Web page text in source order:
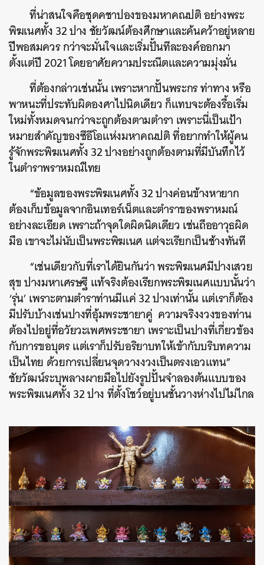
ที่น่าสนใจคือชุดคชาปองของมหาคณปติ อย่างพระ
พิฆเนศทั้ง 32 ปาง ชัยวัฒน์ต้องศึกษาและค้นคว้าอยู่หลาย
ปีพอสมควร กว่าจะมั่นใจและเริ่มปั้นทีละองค์ออกมา
ตั้งแต่ปี 2021 โดยอาศัยความประณีตและความมุ่งมั่น
ที่ต้องกล่าวเช่นนั้น เพราะหากปั้นพระกร ท่าทาง หรือ
พาหนะที่ประทับผิดองศาไปนิดเดียว ก็แทบจะต้องรื้อเริ่ม
ใหม่ทั้งหมดจนกว่าจะถูกต้องตามตำรา เพราะนี่เป็นเป้า
หมายสำคัญของซีอีโอแห่งมหาคณปติ ที่อยากทำให้ผู้คน
รู้จักพระพิฆเนศทั้ง 32 ปางอย่างถูกต้องตามที่มีบันทึกไว้
ในตำราพราหมณ์ไทย
“ข้อมูลของพระพิฆเนศทั้ง 32 ปางค่อนข้างหายาก
ต้องเก็บข้อมูลจากอินเทอร์เน็ตและตำราของพราหมณ์
อย่างละเอียด เพราะถ้าจุดใดผิดนิดเดียว เช่นถืออาวุธผิด
มือ เขาจะไม่นับเป็นพระพิฆเนศ แต่จะเรียกเป็นช้างทันที
“เช่นเดียวกับที่เราได้ยินกันว่า พระพิฆเนศมีปางเสวย
สุข ปางมหาเศรษฐี แท้จริงต้องเรียกพระพิฆเนศแบบนั้นว่า
‘รุ่น’ เพราะตามตำราท่านมีแค่ 32 ปางเท่านั้น แต่เราก็ต้อง
มีปรับบ้างเช่นปางที่อุ้มพระชายาคู่ ความจริงงวงของท่าน
ต้องไปอยู่ที่อวัยวะเพศพระชายา เพราะเป็นปางที่เกี่ยวข้อง
กับการขอบุตร แต่เราก็ปรับอริยาบทให้เข้ากับบริบทความ
เป็นไทย ด้วยการเปลี่ยนจุดวางงวงเป็นตรงเอวแทน”
ชัยวัฒน์ระบุพลางผายมือไปยังรูปปั้นจำลองต้นแบบของ
พระพิฆเนศทั้ง 32 ปาง ที่ตั้งโชว์อยู่บนชั้นวางห่างไปไม่ไกล